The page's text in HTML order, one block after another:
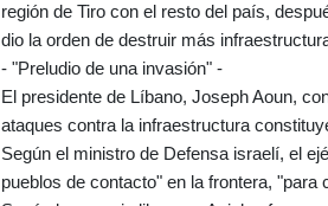
región de Tiro con el resto del país,
dio la orden de destruir más
- "Preludio de una invasión" -
El presidente de Líbano, Joseph Aoun,
ataques contra la infraestructura
Según el ministro de Defensa israelí, el
pueblos de contacto" en la frontera,